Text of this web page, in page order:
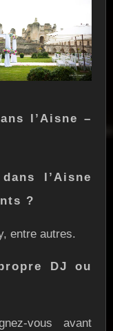
l’Aisne –
l’Aisne
?
entre autres.
DJ ou
vous avant